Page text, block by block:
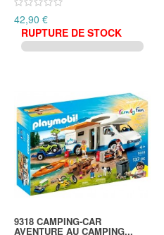
42,90 €
RUPTURE DE STOCK
9318 CAMPING-CAR
AVENTURE AU CAMPING...